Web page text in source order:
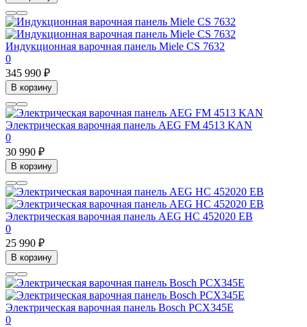
Индукционная варочная панель Miele CS 7632
0
345 990 ₽
В корзину
Электрическая варочная панель AEG FM 4513 KAN
0
30 990 ₽
В корзину
Электрическая варочная панель AEG HC 452020 EB
0
25 990 ₽
В корзину
Электрическая варочная панель Bosch PCX345E
0